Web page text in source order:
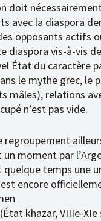
doit
avec la diaspora
opposants actifs
vis-à-vis
État du caractère
le mythe grec, le
mâles), relations
n’est pas vide.
moment par
quelque temps une
encore
khazar, VIIIe-XIe